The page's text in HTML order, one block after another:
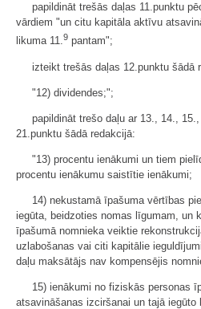
papildināt trešās daļas 11.punktu
vārdiem "un citu kapitāla aktīvu
likuma 11.9 pantam";
izteikt trešās daļas 12.punktu šādā
"12) dividendes;";
papildināt trešo daļu ar 13., 14.,
21.punktu šādā redakcijā:
"13) procentu ienākumi un tiem
procentu ienākumu saistītie ienākumi;
14) nekustamā īpašuma vērtības
iegūta, beidzoties nomas līgumam, un
īpašumā nomnieka veiktie
uzlabošanas vai citi kapitālie
daļu maksātājs nav kompensējis
15) ienākumi no fiziskās personas
atsavināšanas izciršanai un tajā iegūto